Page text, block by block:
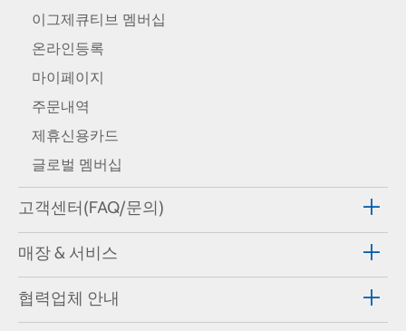
이그제큐티브 멤버십
온라인등록
마이페이지
주문내역
제휴신용카드
글로벌 멤버십
고객센터(FAQ/문의)
매장 & 서비스
협력업체 안내